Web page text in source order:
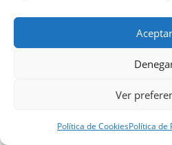
Aceptar
Ver
Política de CookiesPolítica de